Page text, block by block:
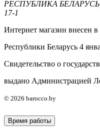
РЕСПУБЛИКА БЕЛАРУСЬ,
17-1
Интернет магазин внесен
Республики Беларусь 4
Свидетельство о
выдано Администрацией
© 2026 barocco.by
Время работы